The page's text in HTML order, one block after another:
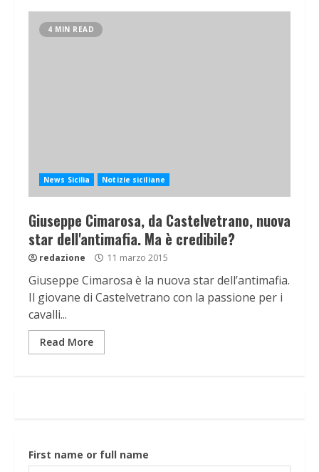
4 MIN READ
News Sicilia Notizie siciliane
Giuseppe Cimarosa, da Castelvetrano, nuova
star dell'antimafia. Ma è credibile?
redazione 11 marzo 2015
Giuseppe Cimarosa è la nuova star dell’antimafia.
Il giovane di Castelvetrano con la passione per i
cavalli...
Read More
First name or full name